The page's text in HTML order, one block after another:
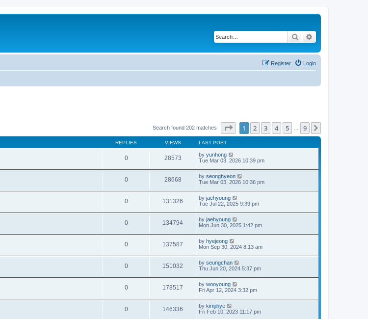
Search
Login
Register
Search found 202 matches Page of 9
1 2 3 4 5 9
REPLIES VIEWS LAST POST
0 28573 by yunhong
Tue Mar 03, 2026 10:39 pm
0 28668 by seonghyeon
Tue Mar 03, 2026 10:36 pm
0 131326 by jaehyoung
Tue Jul 22, 2025 9:39 pm
0 134794 by jaehyoung
Mon Jun 30, 2025 1:42 pm
0 137587 by hyejeong
Mon Sep 30, 2024 8:13 am
0 151032 by seungchan
Thu Jun 20, 2024 5:37 pm
0 178517 by wooyoung
Fri Apr 12, 2024 3:32 pm
0 146336 by kimjihye
Fri Feb 10, 2023 11:17 pm